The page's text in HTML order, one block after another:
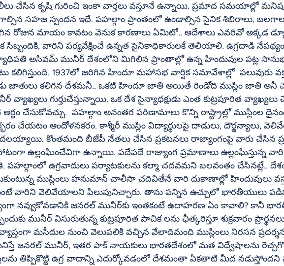
చేసిన కృషి గురించి ఇంకా వార్తలు వస్తూనే ఉన్నాయి. ప్రమాద సమయాల్లో
సహజ స్పందన ఇదే. పహల్గాం ప్రాంతంలో ఉండాల్సిన సైనిక శిబిరాలు,
రోజున మాయం కావటం వెనుక కారణాలు ఏమిటో.. ఆదేశాలు ఎవరివో అక్కడ
సిబ్బందికి, వారిని పర్యవేక్షించే ఉన్నత సైనికాధికారులకే తెలియాలి. ఉగ్రదాడి
దేశంలోని మిగిలిన ప్రాంతాల్లో ఉన్న హిందువుల పట్ల సానుభూతి ప్రకటించటం
కలిగిస్తుంది. 1937లో జరిగిన హిందూ మహాసభ వార్షిక సమావేశాల్లో  పలువురు
జాతులు కలిగిన దేశమనీ.. ఒకటి హిందూ జాతి అయితే రెండోది ముస్లిం జాతి
కుట్రపూరిత వ్యాఖ్యలు చేస్తున్నారో వీటిన
అర్థం చేసుకోవచ్చు.  పహల్గాం అనంతర పరిణామాలు కొన్ని రాష్ట్రాల్లో ముస్లింల
చేయటం ఆందోళనకరం. కాశ్మీరీ ముస్లిం విద్యార్ధులపై దాడులు, దౌర్జన్యాలు,
కొంతమంది బీజేపీ నేతలు చేసిన ప్రకటనలు రాజ్యాంగంపై వారు చేసిన
ఉల్లంఘించేవిగా ఉన్నాయి. పదేపదే రాజ్యాంగ ప్రమాణాలు ఉల్లంఘిస్తున్న
పహల్గాంలో ఉగ్రవాదులు పర్యాటకులను కల్మా చదవమని బలవంతం చేసినట్లే..
ముస్లింలు హనుమాన్‌ చాలీసా చదివితేనే వారి దుకాణాల్లో హిందువులు వస్తువులు కొనాలని,
వారిని వెలివేయాలని పిలుపునిచ్చారు. తాను పన్నిన ఉచ్చులో భారతీయులు
జనరల్‌ మునీర్‌కు ఇంతకంటే ఉదాహరణ ఏం కావాలి? కానీ భారతీయుల్లో చీలికలు
కుట్రపూరిత పాచిక లను ఛీత్కరిస్తూ శుక్రవారం ప్రార్థనలు అయ్యాక
మసీదుల నుంచి వెలుపలికి వచ్చిన వేలాదిమంది ముస్లింలు నిరసన
పాక్‌ నాయకులు భారతదేశంలో మత విద్వేషాలను రెచ్చగొట్టేందుకు చేస్తున్న
తిప్పికొట్టి ఉగ్ర వాదాన్ని ఎదుర్కోవడంలో దేశమంతా ఏకతాటి మీద నడుస్తోందని